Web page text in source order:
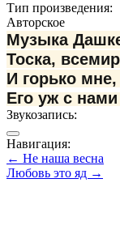
Тип произведения:
Авторское
Музыка
Тоска,
И горько
Его уж с
Звукозапись:
Навигация:
← Не наша весна
Любовь это яд →